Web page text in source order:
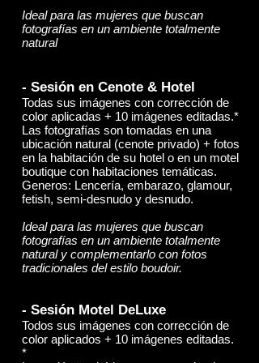
Ideal para las mujeres que buscan
fotografías en un ambiente totalmente
natural
- Sesión en Cenote & Hotel
Todas sus imágenes con corrección de
color aplicadas + 10 imágenes editadas.*
Las fotografías son tomadas en una
ubicación natural (cenote privado) + fotos
en la habitación de su hotel o en un motel
boutique con habitaciones temáticas.
Generos: Lencería, embarazo, glamour,
fetish, semi-desnudo y desnudo.
Ideal para las mujeres que buscan
fotografías en un ambiente totalmente
natural y complementarlo con fotos
tradicionales del estilo boudoir.
- Sesión Motel DeLuxe
Todos sus imágenes con corrección de
color aplicados + 10 imágenes editadas.
*